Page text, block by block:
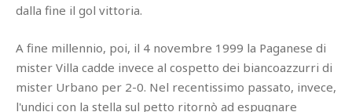
dalla fine il gol vittoria.
A fine millennio, poi, il 4 novembre 1999 la Paganese di
mister Villa cadde invece al cospetto dei biancoazzurri di
mister Urbano per 2-0. Nel recentissimo passato, invece,
l'undici con la stella sul petto ritornò ad espugnare